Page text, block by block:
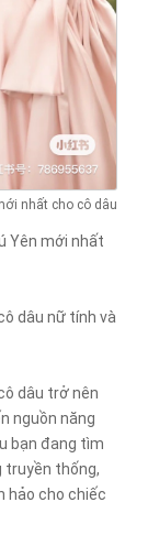
nhất cho cô dâu
Yên mới nhất
dâu nữ tính và
dâu trở nên
nguồn năng
bạn đang tìm
truyền thống,
hảo cho chiếc